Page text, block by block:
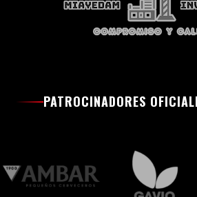
PATROCINADORES